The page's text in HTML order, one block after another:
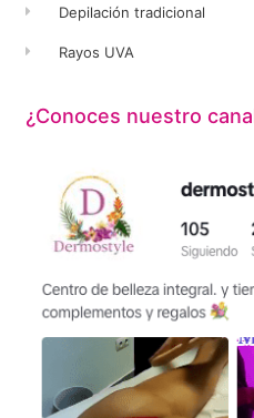
Depilación tradicional
Rayos UVA
¿Conoces nuestro